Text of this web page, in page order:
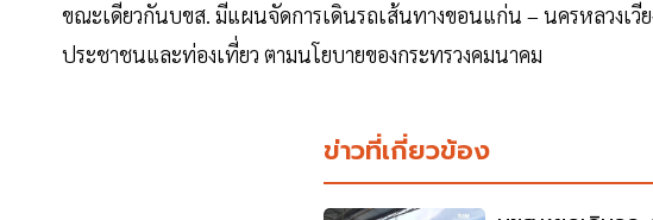
ขณะเดียวกันบขส. มีแผนจัดการเดินรถเส้นทางขอนแก่น – นครหลวงเ
ประชาชนและท่องเที่ยว ตามนโยบายของกระทรวงคมนาคม
ข่าวที่เกี่ยวข้อง